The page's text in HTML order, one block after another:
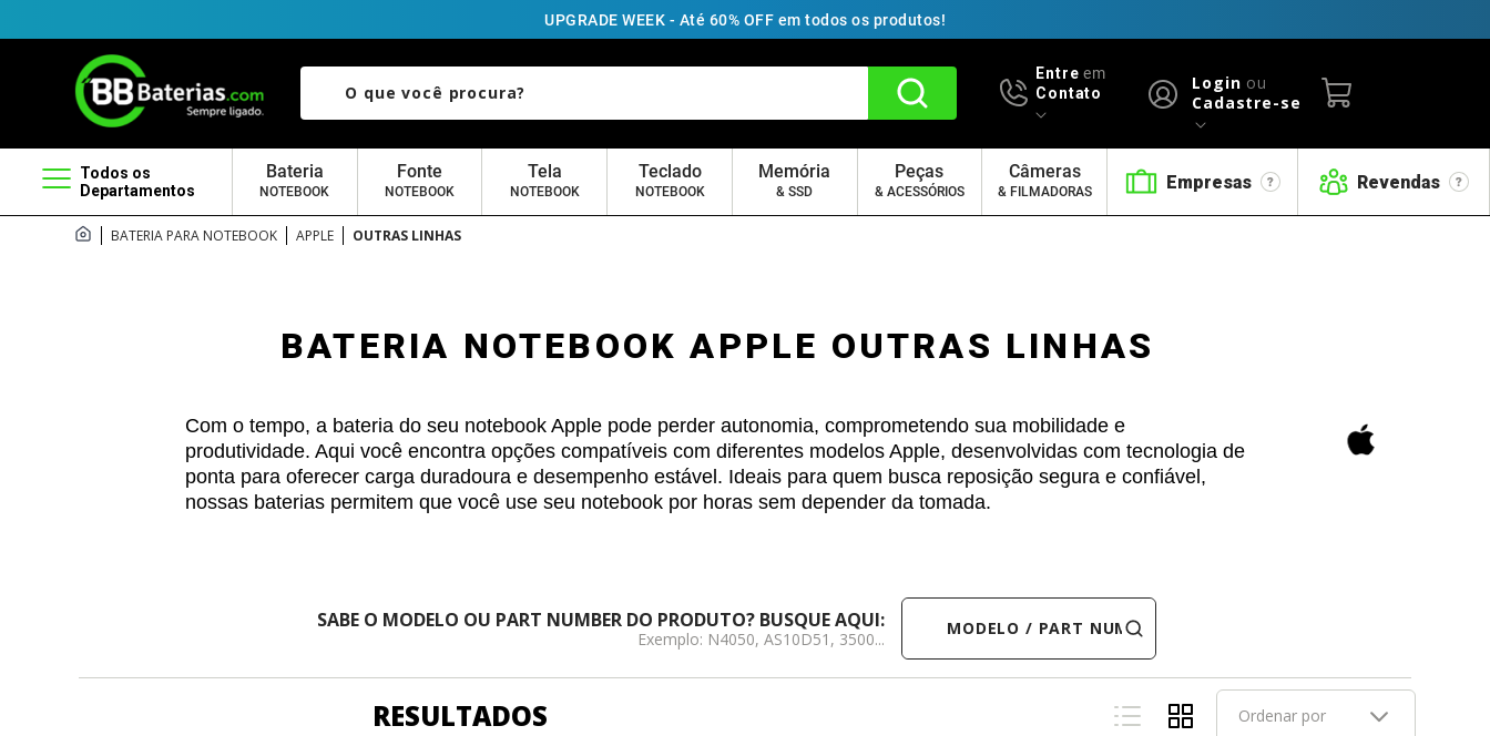
UPGRADE WEEK - Até 60% OFF em todos os produtos!
O que você procura? Entre em
Contato
Login ou
Cadastre-se
Todos os
Departamentos
Bateria
NOTEBOOK
Fonte
NOTEBOOK
Tela
NOTEBOOK
Teclado
NOTEBOOK
Memória
& SSD
Peças
& ACESSÓRIOS
Câmeras
& FILMADORAS Empresas Revendas
BATERIA PARA NOTEBOOK APPLE OUTRAS LINHAS
BATERIA NOTEBOOK APPLE OUTRAS LINHAS
Com o tempo, a bateria do seu notebook Apple pode perder autonomia, comprometendo sua mobilidade e
produtividade. Aqui você encontra opções compatíveis com diferentes modelos Apple, desenvolvidas com tecnologia de
ponta para oferecer carga duradoura e desempenho estável. Ideais para quem busca reposição segura e confiável,
nossas baterias permitem que você use seu notebook por horas sem depender da tomada.
SABE O MODELO OU PART NUMBER DO PRODUTO? BUSQUE AQUI:
Exemplo: N4050, AS10D51, 3500...
MODELO / PART NUMBER
RESULTADOS Ordenar por